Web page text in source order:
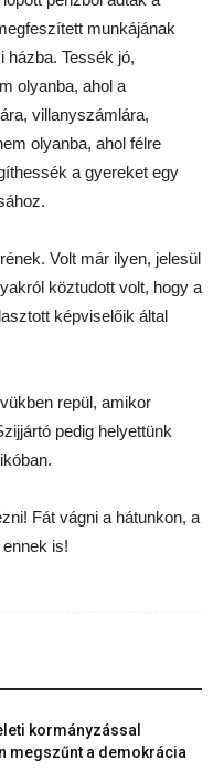
munkájának
házba. Tessék jó,
olyanba, ahol a
villanyszámlára,
olyanba, ahol félre
a gyereket egy
Volt már ilyen, jelesül
köztudott volt, hogy a
képviselőik által
repül, amikor
pedig helyettünk
Fát vágni a hátunkon, a
is!
kormányzással
megszűnt a demokrácia